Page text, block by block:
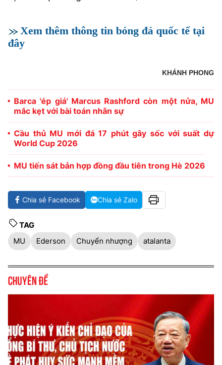
Xem thêm thông tin bóng đá quốc tế tại
đây
KHÁNH PHONG
Barca 'ép giá' Marcus Rashford còn một nửa, MU
mắc kẹt với bài toán nhân sự
Cầu thủ MU mới đá 17 phút gây sốc với suất dự
World Cup 2026
MU tiến sát bản hợp đồng đầu tiên trong Hè 2026
Chia sẻ Facebook Chia sẻ Zalo
TAG
MU
Ederson Chuyển nhượng atalanta
Chuyên đề